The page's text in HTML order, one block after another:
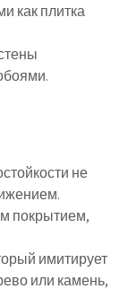
как плитка
не
покрытием,
имитирует
или камень,